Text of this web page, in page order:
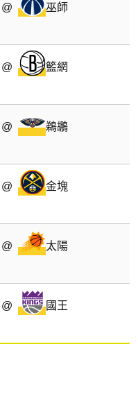
@ 巫師
@ 籃網
@ 鵜鶘
@ 金塊
@ 太陽
@ 國王